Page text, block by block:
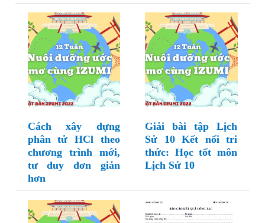
Cách xây dựng
phân tử HCl theo
chương trình mới,
tư duy đơn giản
hơn
Giải bài tập Lịch
Sử 10 Kết nối tri
thức: Học tốt môn
Lịch Sử 10